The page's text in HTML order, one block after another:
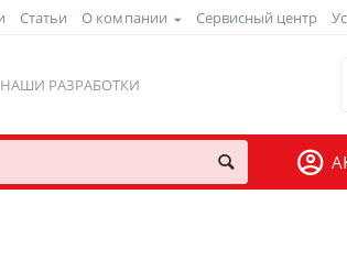
Статьи О компании Сервисный центр
НАШИ РАЗРАБОТКИ